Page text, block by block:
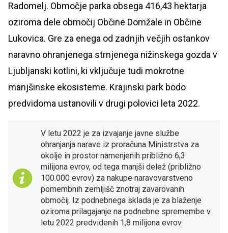
Radomelj. Območje parka obsega 416,43 hektarja
oziroma dele območij Občine Domžale in Občine
Lukovica. Gre za enega od zadnjih večjih ostankov
naravno ohranjenega strnjenega nižinskega gozda v
Ljubljanski kotlini, ki vključuje tudi mokrotne
manjšinske ekosisteme. Krajinski park bodo
predvidoma ustanovili v drugi polovici leta 2022.
V letu 2022 je za izvajanje javne službe
ohranjanja narave iz proračuna Ministrstva za
okolje in prostor namenjenih približno 6,3
milijona evrov, od tega manjši delež (približno
100.000 evrov) za nakupe naravovarstveno
pomembnih zemljišč znotraj zavarovanih
območij. Iz podnebnega sklada je za blaženje
oziroma prilagajanje na podnebne spremembe v
letu 2022 predvidenih 1,8 milijona evrov.